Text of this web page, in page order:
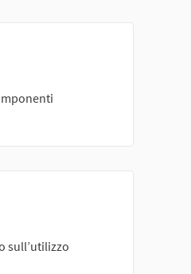
sull’utilizzo